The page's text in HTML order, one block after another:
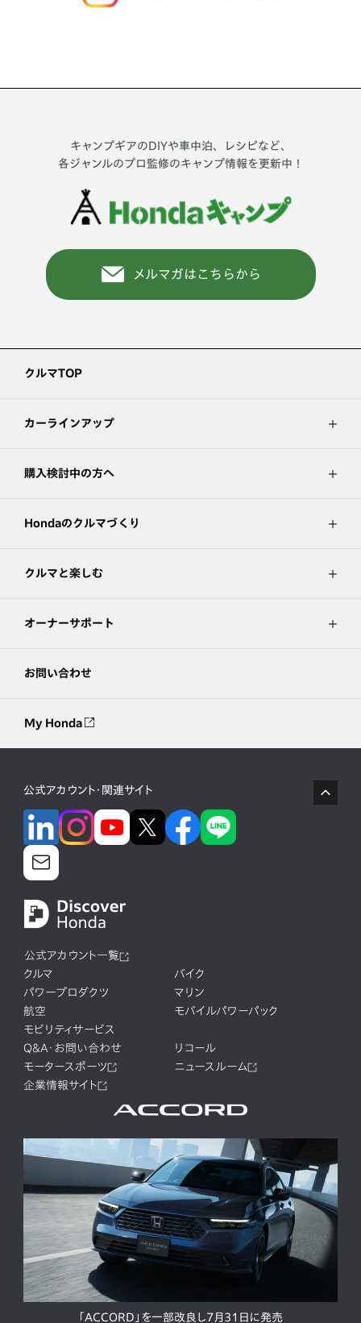
キャンプギアのDIYや車中泊、レシピなど、
各ジャンルのプロ監修のキャンプ情報を更新中！
メルマガはこちらから
クルマTOP
カーラインアップ
購入検討中の方へ
Hondaのクルマづくり
クルマと楽しむ
オーナーサポート
お問い合わせ
My Honda
公式アカウント・関連サイト
公式アカウント一覧
クルマ
バイク
パワープロダクツ
マリン
航空
モバイルパワーパック
モビリティサービス
Q&A・お問い合わせ
リコール
モータースポーツ
ニュースルーム
企業情報サイト
「ACCORD」を一部改良し7月31日に発売